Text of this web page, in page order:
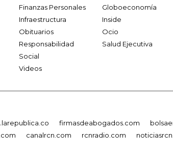
Finanzas Personales
Globoeconomía
Infraestructura
Inside
Obituarios
Ocio
Responsabilidad
Social
Salud Ejecutiva
Videos
firmasdeabogados.com
canalrcn.com rcnradio.com